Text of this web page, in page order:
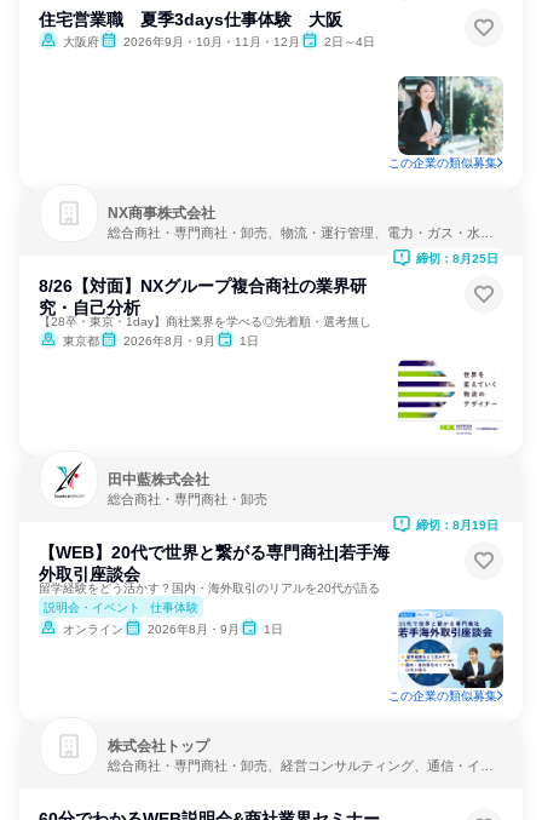
住宅営業職 夏季3days仕事体験 大阪
大阪府 2026年9月・10月・11月・12月 2日～4日
この企業の類似募集
NX商事株式会社
総合商社・専門商社・卸売、物流・運行管理、電力・ガス・水
8/26【対面】NXグループ複合商社の業界研
究・自己分析
【28卒・東京・1day】商社業界を学べる◎先着順・選考無し
東京都
2026年8月・9月 1日
締切：8月25日
田中藍株式会社
総合商社・専門商社・卸売
【WEB】20代で世界と繋がる専門商社|若手海
外取引座談会
留学経験をどう活かす？国内・海外取引のリアルを20代が語る
説明会・イベント
仕事体験
オンライン
2026年8月・9月 1日
締切：8月19日
この企業の類似募集
株式会社トップ
総合商社・専門商社・卸売、経営コンサルティング、通信・イン